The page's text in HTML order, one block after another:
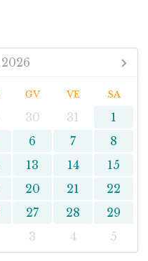
2026
GV VE SA
30 31
1
6 7
8
13 14
15
20 21
22
27 28
29
3 4 5